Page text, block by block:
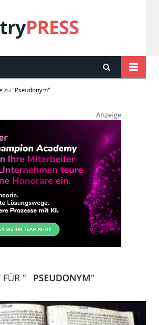
PRESS
zu "Pseudonym"
FÜR " PSEUDONYM"